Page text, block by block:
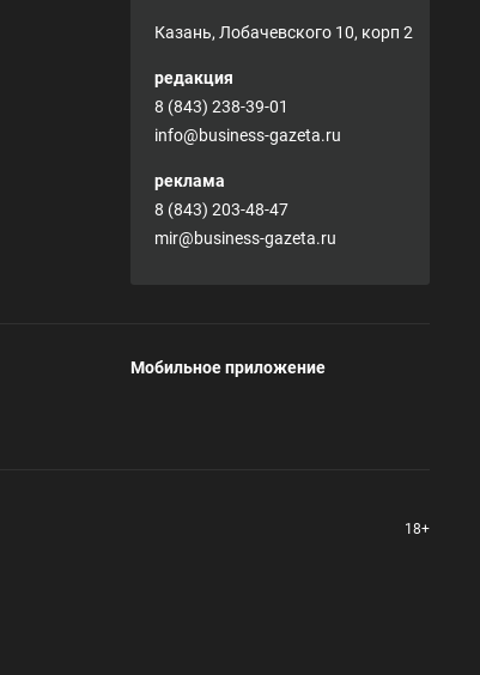
Казань, Лобачевского 10, корп 2
редакция
8 (843) 238-39-01
info@business-gazeta.ru
реклама
8 (843) 203-48-47
mir@business-gazeta.ru
Мобильное приложение
18+